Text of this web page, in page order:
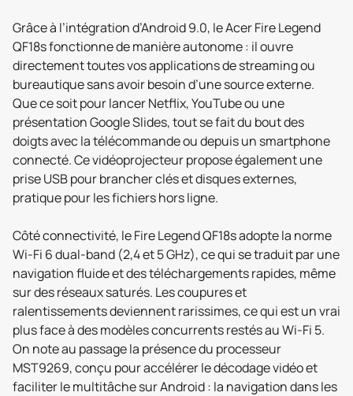
Grâce à l’intégration d’Android 9.0, le Acer Fire Legend
QF18s fonctionne de manière autonome : il ouvre
directement toutes vos applications de streaming ou
bureautique sans avoir besoin d’une source externe.
Que ce soit pour lancer Netflix, YouTube ou une
présentation Google Slides, tout se fait du bout des
doigts avec la télécommande ou depuis un smartphone
connecté. Ce vidéoprojecteur propose également une
prise USB pour brancher clés et disques externes,
pratique pour les fichiers hors ligne.
Côté connectivité, le Fire Legend QF18s adopte la norme
Wi‑Fi 6 dual-band (2,4 et 5 GHz), ce qui se traduit par une
navigation fluide et des téléchargements rapides, même
sur des réseaux saturés. Les coupures et
ralentissements deviennent rarissimes, ce qui est un vrai
plus face à des modèles concurrents restés au Wi‑Fi 5.
On note au passage la présence du processeur
MST9269, conçu pour accélérer le décodage vidéo et
faciliter le multitâche sur Android : la navigation dans les